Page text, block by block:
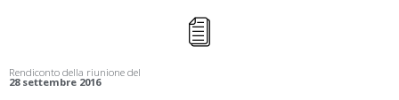
Rendiconto della riunione del
28 settembre 2016